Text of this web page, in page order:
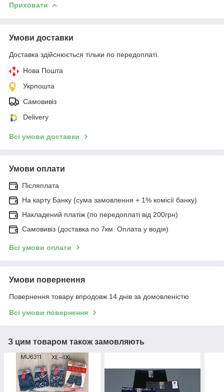
Приховати
Умови доставки
Доставка здійснюється тільки по передоплаті.
Нова Пошта
Укрпошта
Самовивіз
Delivery
Всі умови доставки
Умови оплати
Післяплата
На карту Банку (сума замовлення + 1% комісії банку)
Накладений платіж (по передоплаті від 200грн)
Самовивіз (доставка по 7км. Оплата у водія)
Всі умови оплати
Умови повернення
Повернення товару впродовж 14 днів за домовленістю
Всі умови повернення
З цим товаром також замовляють